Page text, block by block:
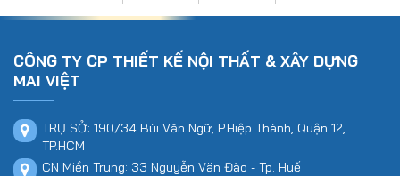
CÔNG TY CP THIẾT KẾ NỘI THẤT & XÂY DỰNG
MAI VIỆT
TRỤ SỞ: 190/34 Bùi Văn Ngữ, P.Hiệp Thành, Quận 12,
TP.HCM
CN Miền Trung: 33 Nguyễn Văn Đào - Tp. Huế